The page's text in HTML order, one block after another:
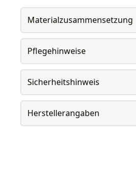
Materialzusammensetzung
Pflegehinweise
Sicherheitshinweis
Herstellerangaben